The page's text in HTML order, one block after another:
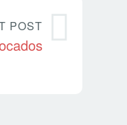
POST